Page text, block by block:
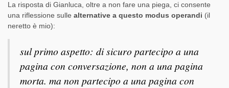
La risposta di Gianluca, oltre a non fare una piega, ci consente
una riflessione sulle alternative a questo modus operandi (il
neretto è mio):
sul primo aspetto: di sicuro partecipo a una
pagina con conversazione, non a una pagina
morta. ma non partecipo a una pagina con